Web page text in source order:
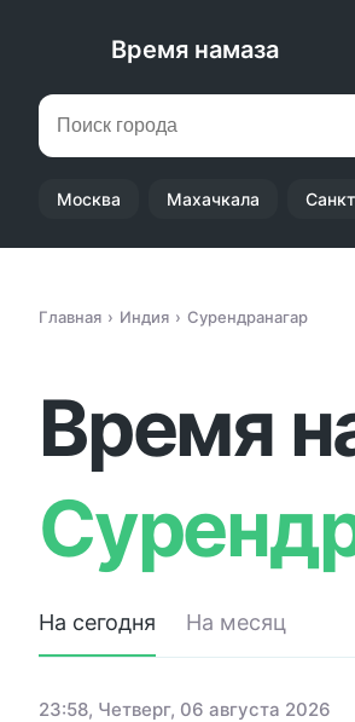
Время намаза
Москва Махачкала
Главная Индия Сурендранагар
Время
На сегодня На месяц
23:58, Четверг, 06 августа 2026